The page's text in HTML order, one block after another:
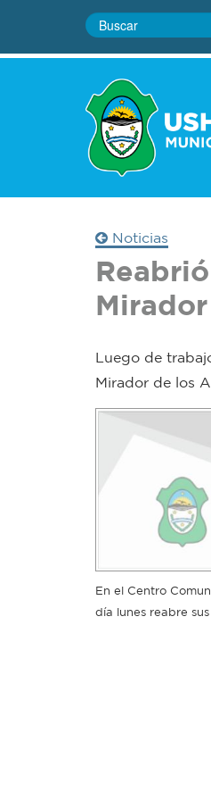
Noticias
Luego de
Mirador de los
En el Centro
día lunes reabre